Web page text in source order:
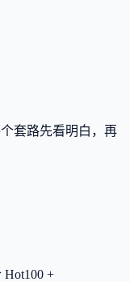
套路先看明白，再
Hot100 +